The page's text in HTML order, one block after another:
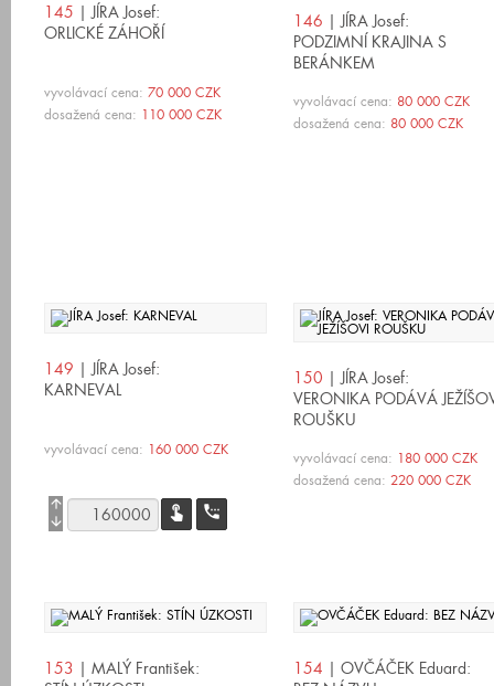
145 | JÍRA Josef:
ORLICKÉ ZÁHOŘÍ
vyvolávací cena: 70 000 CZK
dosažená cena: 110 000 CZK
146 | JÍRA Josef:
PODZIMNÍ KRAJINA S
BERÁNKEM
vyvolávací cena: 80 000 CZK
dosažená cena: 80 000 CZK
149 | JÍRA Josef:
KARNEVAL
vyvolávací cena: 160 000 CZK
arrow_upward
arrow_downward
touch_app settings_phone
150 | JÍRA Josef:
VERONIKA PODÁVÁ
ROUŠKU
vyvolávací cena: 180 000 CZK
dosažená cena: 220 000 CZK
153 | MALÝ František:
154 | OVČÁČEK Eduard: